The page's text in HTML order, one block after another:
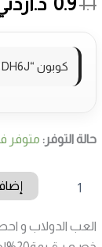
كوبون “RQZDDH6J” خصم 20% على منتجات السوبرماركت
حالة التوفر: متوفر
زيت
من
هيماني
العب الدولاب و